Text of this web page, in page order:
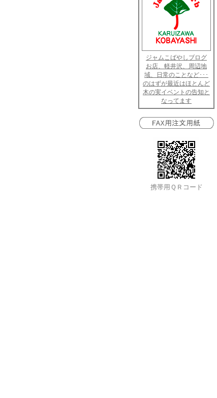
ジャムこばやしブログ
お店、軽井沢、周辺地
域、日常のことなど･･･
のはずが最近はほとんど
木の実イベントの告知と
なってます
携帯用ＱＲコード